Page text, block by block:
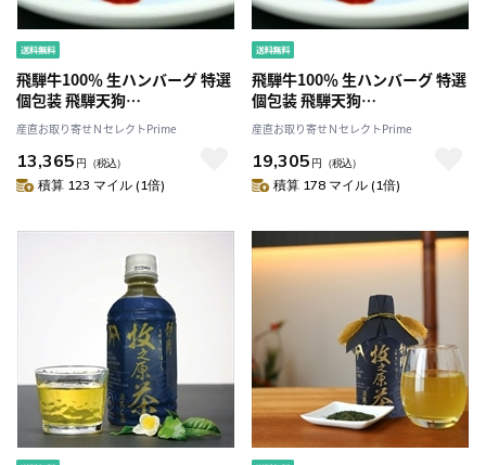
飛騨牛100％ 生ハンバーグ 特選
個包装 飛騨天狗
GIFU〔120g×10個〕
産直お取り寄せＮセレクトPrime
13,365 円 （税込）
積算 123 マイル (1倍)
飛騨牛100％ 生ハンバーグ 特選
個包装 飛騨天狗
GIFU〔120g×15個〕
産直お取り寄せＮセレクトPrime
19,305 円 （税込）
積算 178 マイル (1倍)